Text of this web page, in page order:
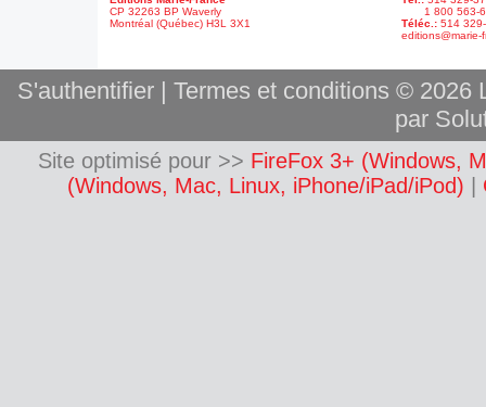
CP 32263 BP Waverly
Montréal (Québec) H3L 3X1
1 800 563-
Téléc.: 514
editions@marie-
S'authentifier| Termes et conditions © 2026
par
Site optimisé pour >> FireFox 3+ (Windows,
(Windows, Mac, Linux, iPhone/iPad/iPod)